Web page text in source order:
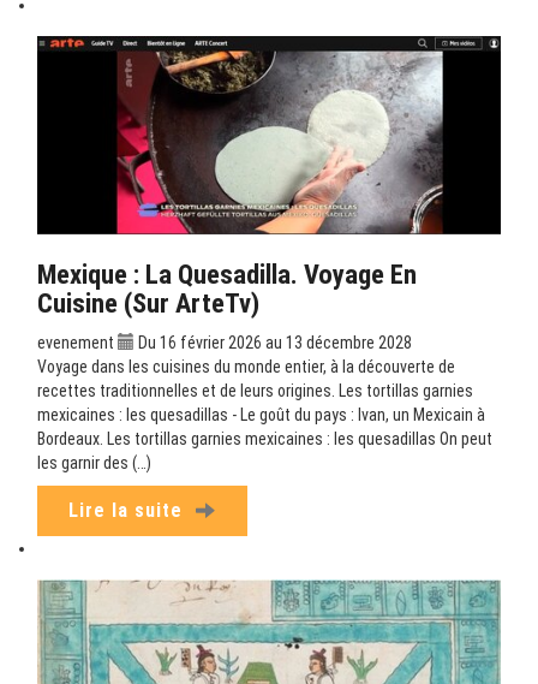
Mexique : La Quesadilla. Voyage En
Cuisine (sur ArteTv)
evenement
Du 16 février 2026 au 13 décembre 2028
Voyage dans les cuisines du monde entier, à la découverte de
recettes traditionnelles et de leurs origines. Les tortillas garnies
mexicaines : les quesadillas - Le goût du pays : Ivan, un Mexicain à
Bordeaux. Les tortillas garnies mexicaines : les quesadillas On peut
les garnir des (…)
Lire la suite